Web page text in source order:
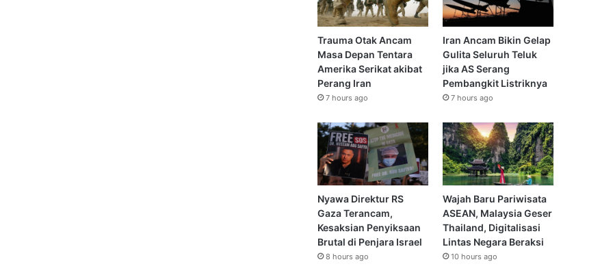
Trauma Otak Ancam
Masa Depan Tentara
Amerika Serikat akibat
Perang Iran
7 hours ago
Iran Ancam Bikin Gelap
Gulita Seluruh Teluk
jika AS Serang
Pembangkit Listriknya
7 hours ago
Nyawa Direktur RS
Gaza Terancam,
Kesaksian Penyiksaan
Brutal di Penjara Israel
8 hours ago
Wajah Baru Pariwisata
ASEAN, Malaysia Geser
Thailand, Digitalisasi
Lintas Negara Beraksi
10 hours ago